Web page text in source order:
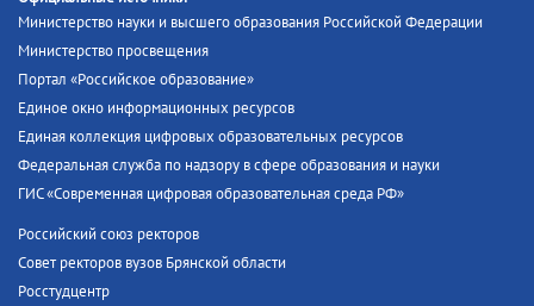
Министерство науки и высшего образования Российской Федерации
Министерство просвещения
Портал «Российское образование»
Единое окно информационных ресурсов
Единая коллекция цифровых образовательных ресурсов
Федеральная служба по надзору в сфере образования и науки
ГИС «Современная цифровая образовательная среда РФ»
Российский союз ректоров
Совет ректоров вузов Брянской области
Росстудцентр